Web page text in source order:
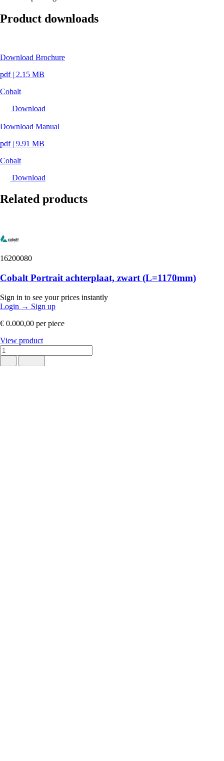
Product downloads
Download Brochure
pdf | 2.15 MB
Cobalt
Download
Download Manual
pdf | 9.91 MB
Cobalt
Download
Related products
16200080
Cobalt Portrait achterplaat, zwart (L=1170mm)
Sign in to see your prices instantly
Login → Sign up
€ 0.000,00 per piece
View product